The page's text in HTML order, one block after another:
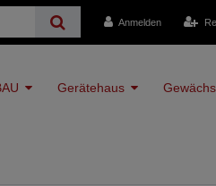
Anmelden
Gerätehaus